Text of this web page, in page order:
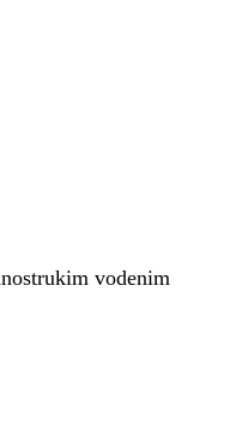
vodenim